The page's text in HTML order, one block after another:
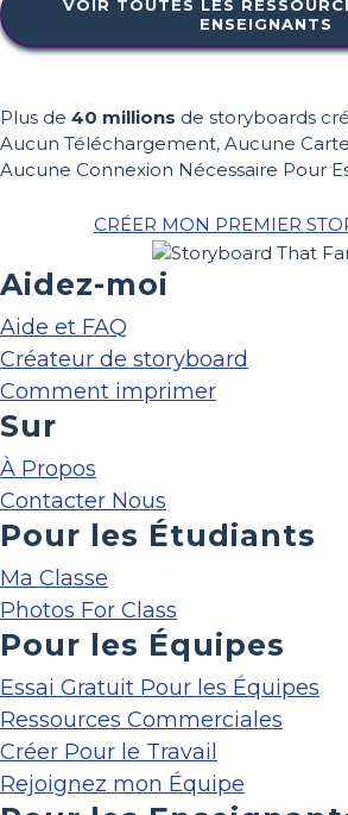
VOIR TOUTES LES
ENSEIGNANTS
Plus de 40 millions de storyboards
Aucun Téléchargement, Aucune
Aucune Connexion Nécessaire Pour
CRÉER MON PREMIER
Aidez-moi
Aide et FAQ
Créateur de storyboard
Comment imprimer
Sur
À Propos
Contacter Nous
Pour les Étudiants
Ma Classe
Photos For Class
Pour les Équipes
Essai Gratuit Pour les Équipes
Ressources Commerciales
Créer Pour le Travail
Rejoignez mon Équipe